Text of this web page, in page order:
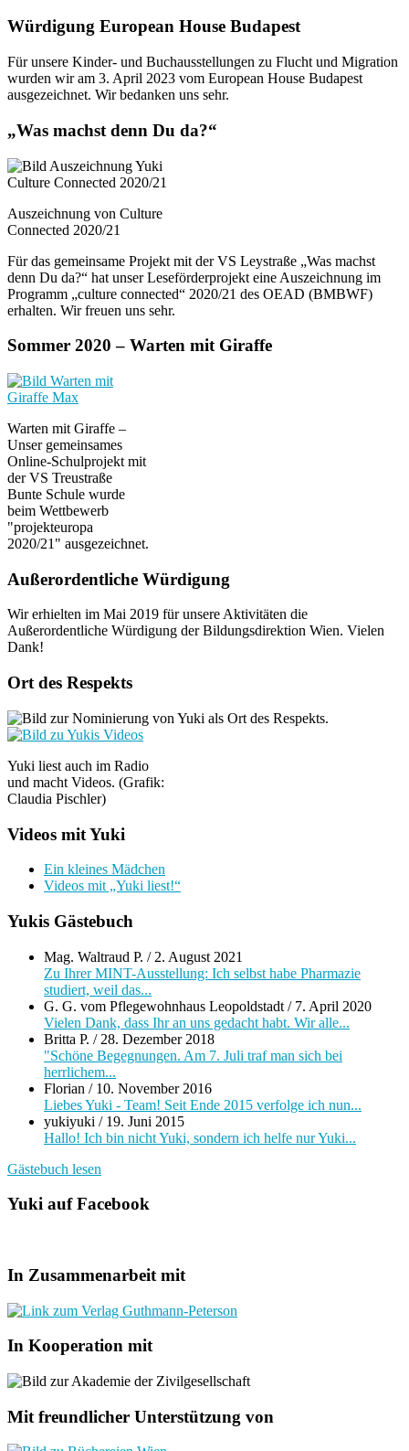
Würdigung European House Budapest
Für unsere Kinder- und Buchausstellungen zu Flucht und Migration
wurden wir am 3. April 2023 vom European House Budapest
ausgezeichnet. Wir bedanken uns sehr.
„Was machst denn Du da?“
Auszeichnung von Culture
Connected 2020/21
Für das gemeinsame Projekt mit der VS Leystraße „Was machst
denn Du da?“ hat unser Leseförderprojekt eine Auszeichnung im
Programm „culture connected“ 2020/21 des OEAD (BMBWF)
erhalten. Wir freuen uns sehr.
Sommer 2020 – Warten mit Giraffe
Warten mit Giraffe –
Unser gemeinsames
Online-Schulprojekt mit
der VS Treustraße
Bunte Schule wurde
beim Wettbewerb
"projekteuropa
2020/21" ausgezeichnet.
Außerordentliche Würdigung
Wir erhielten im Mai 2019 für unsere Aktivitäten die
Außerordentliche Würdigung der Bildungsdirektion Wien. Vielen
Dank!
Ort des Respekts
Yuki liest auch im Radio
und macht Videos. (Grafik:
Claudia Pischler)
Videos mit Yuki
Ein kleines Mädchen
Videos mit „Yuki liest!“
Yukis Gästebuch
Mag. Waltraud P. / 2. August 2021
Zu Ihrer MINT-Ausstellung: Ich selbst habe Pharmazie
studiert, weil das...
G. G. vom Pflegewohnhaus Leopoldstadt / 7. April 2020
Vielen Dank, dass Ihr an uns gedacht habt. Wir alle...
Britta P. / 28. Dezember 2018
"Schöne Begegnungen. Am 7. Juli traf man sich bei
herrlichem...
Florian / 10. November 2016
Liebes Yuki - Team! Seit Ende 2015 verfolge ich nun...
yukiyuki / 19. Juni 2015
Hallo! Ich bin nicht Yuki, sondern ich helfe nur Yuki...
Gästebuch lesen
Yuki auf Facebook
In Zusammenarbeit mit
In Kooperation mit
Mit freundlicher Unterstützung von